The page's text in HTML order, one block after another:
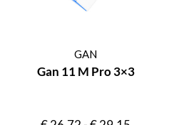
GAN
Gan 11 M Pro 3×3